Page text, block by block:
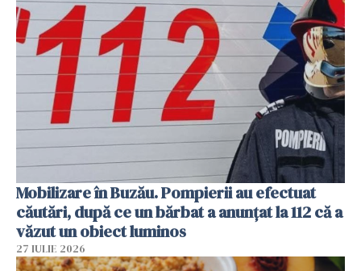
Mobilizare în Buzău. Pompierii au efectuat
căutări, după ce un bărbat a anunțat la 112 că a
văzut un obiect luminos
27 IULIE 2026